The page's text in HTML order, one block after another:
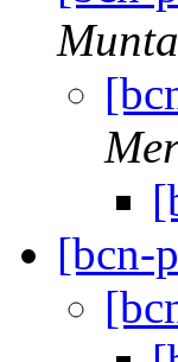
[bcn-